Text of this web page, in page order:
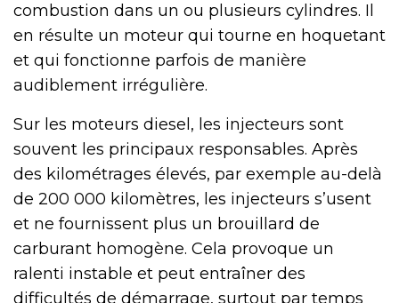
combustion dans un ou plusieurs cylindres. Il
en résulte un moteur qui tourne en hoquetant
et qui fonctionne parfois de manière
audiblement irrégulière.
Sur les moteurs diesel, les injecteurs sont
souvent les principaux responsables. Après
des kilométrages élevés, par exemple au-delà
de 200 000 kilomètres, les injecteurs s’usent
et ne fournissent plus un brouillard de
carburant homogène. Cela provoque un
ralenti instable et peut entraîner des
difficultés de démarrage, surtout par temps